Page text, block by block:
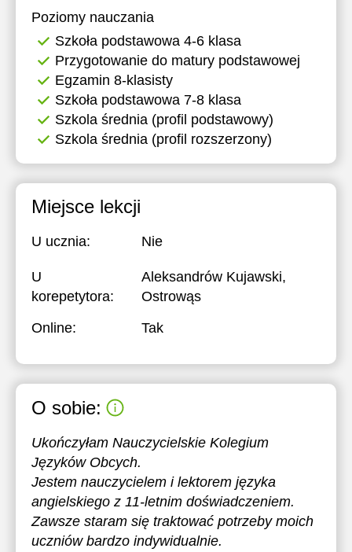
Poziomy nauczania
Szkoła podstawowa 4-6 klasa
Przygotowanie do matury podstawowej
Egzamin 8-klasisty
Szkoła podstawowa 7-8 klasa
Szkola średnia (profil podstawowy)
Szkola średnia (profil rozszerzony)
Miejsce lekcji
U ucznia: Nie
U
korepetytora:
Aleksandrów Kujawski,
Ostrowąs
Online:
Tak
O sobie:
Ukończyłam Nauczycielskie Kolegium
Języków Obcych.
Jestem nauczycielem i lektorem języka
angielskiego z 11-letnim doświadczeniem.
Zawsze staram się traktować potrzeby moich
uczniów bardzo indywidualnie.